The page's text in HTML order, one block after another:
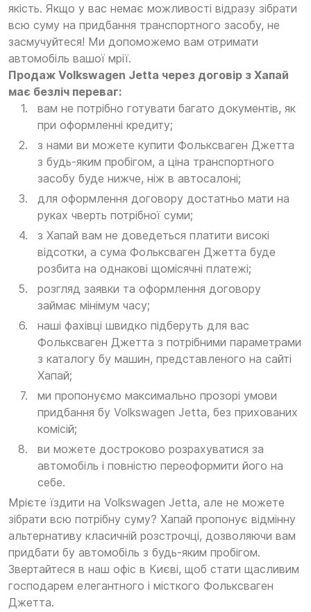
якість. Якщо у вас немає можливості відразу зібрати
всю суму на придбання транспортного засобу, не
засмучуйтеся! Ми допоможемо вам отримати
автомобіль вашої мрії.
Продаж Volkswagen Jetta через договір з Хапай
має безліч переваг:
вам не потрібно готувати багато документів, як
при оформленні кредиту;
з нами ви можете купити Фольксваген Джетта
з будь-яким пробігом, а ціна транспортного
засобу буде нижче, ніж в автосалоні;
для оформлення договору достатньо мати на
руках чверть потрібної суми;
з Хапай вам не доведеться платити високі
відсотки, а сума Фольксваген Джетта буде
розбита на однакові щомісячні платежі;
розгляд заявки та оформлення договору
займає мінімум часу;
наші фахівці швидко підберуть для вас
Фольксваген Джетта з потрібними параметрами
з каталогу бу машин, представленого на сайті
Хапай;
ми пропонуємо максимально прозорі умови
придбання бу Volkswagen Jetta, без прихованих
комісій;
ви можете достроково розрахуватися за
автомобіль і повністю переоформити його на
себе.
Мрієте їздити на Volkswagen Jetta, але не можете
зібрати всю потрібну суму? Хапай пропонує відмінну
альтернативу класичній розстрочці, дозволяючи вам
придбати бу автомобіль з будь-яким пробігом.
Звертайтеся в наш офіс в Києві, щоб стати щасливим
господарем елегантного і місткого Фольксваген
Джетта.